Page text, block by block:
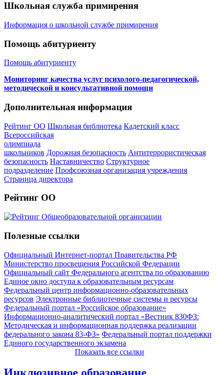
Школьная служба примирения
Информация о школьной службе примирения
Помощь абитуриенту
Помощь абитуриенту
Мониторинг качества услуг психолого-педагогической,
методической и консультативной помощи
Дополнительная информация
Рейтинг ОО Школьная библиотека Кадетский класс
Всероссийская
олимпиада
школьников Дорожная безопасность Антитеррористическая
безопасность Наставничество Структурное
подразделение Профсоюзная организация учреждения
Страница директора
Рейтинг ОО
Полезные ссылки
Официальный Интернет-портал Правительства РФ
Министерство просвещения Российской Федерации
Официальный сайт Федерального агентства по образованию
Единое окно доступа к образовательным ресурсам
Федеральный центр информационно-образовательных
ресурсов Электронные библиотечные системы и ресурсы
Федеральный портал «Российское образование»
Информационно-аналитический портал «Вестник 830ФЗ:
Методическая и информационная поддержка реализации
федерального закона 83-ФЗ» Федеральный портал поддержки
Единого государственного экзамена
Показать все ссылки
Инклюзивное образование